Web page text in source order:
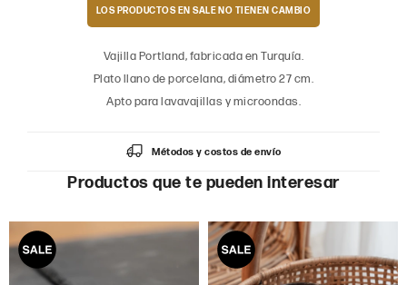
LOS PRODUCTOS EN SALE
Vajilla Portland, fabricada en Turquía.
Plato llano de porcelana, diámetro 27 cm.
Apto para lavavajillas y microondas.
Métodos y costos de envío
Productos que te pueden interesar